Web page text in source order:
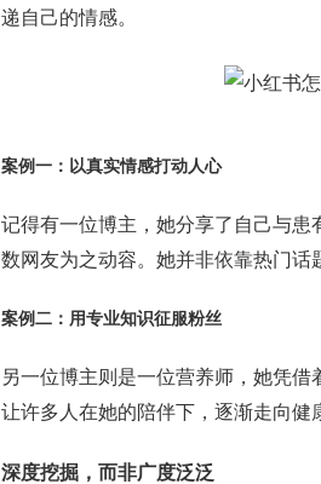
递自己的情感。
案例一：以真实情感打动人心
记得有一位博主，她分享了自己与
数网友为之动容。她并非依靠热门话
案例二：用专业知识征服粉丝
另一位博主则是一位营养师，她凭借
让许多人在她的陪伴下，逐渐走向健
深度挖掘，而非广度泛泛